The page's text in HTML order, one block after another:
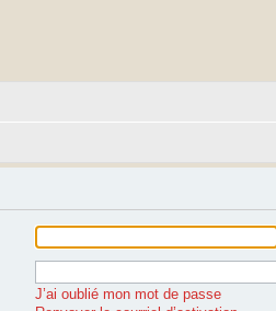
J’ai oublié mon mot de passe